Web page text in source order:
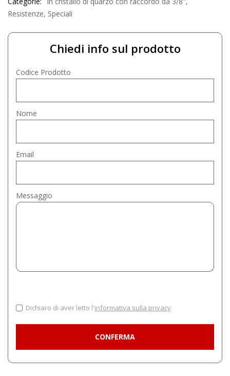
Resistenze, Speciali
Chiedi info sul prodotto
Codice Prodotto
Nome
Email
Messaggio
Dichiaro di aver letto l'informativa sulla privacy